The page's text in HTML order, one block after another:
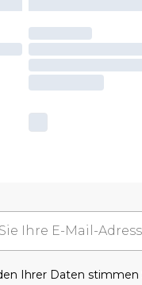
Ihrer Daten